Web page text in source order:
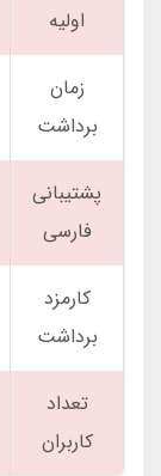
اولیه
زمان
برداشت
پشتیبانی
فارسی
کارمزد
برداشت
تعداد
کاربران